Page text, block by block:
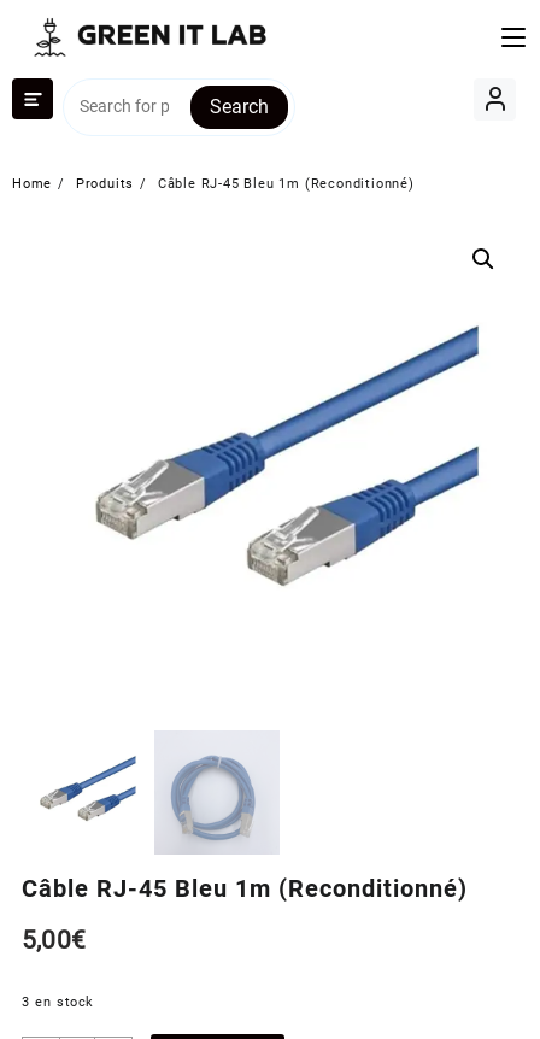
content
Search
Home Produits Câble RJ-45 Bleu 1m (Reconditionné)
Câble RJ-45 Bleu 1m (Reconditionné)
5,00€
3 en stock